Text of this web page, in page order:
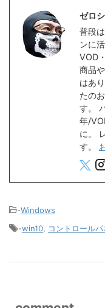
ゼロ
普段
ンに
VOD
商品
はあ
たの
す。
年/
に。
す。
-Windows
-win10 コントロール